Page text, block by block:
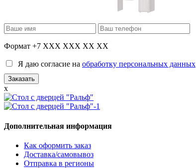
Формат +7 XXX XXX XX XX
Я даю согласие на обработку персональных данных
x
Дополнительная информация
Как оформить заказ
Доставка/самовывоз
Отправка в регионы